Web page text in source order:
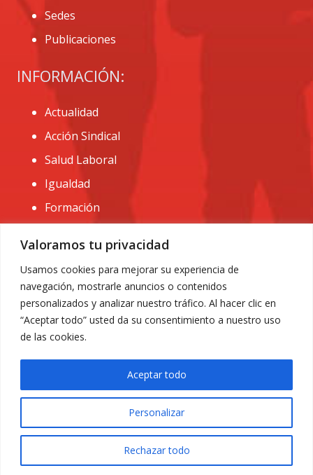
Valoramos tu privacidad
Usamos cookies para mejorar su experiencia de
navegación, mostrarle anuncios o contenidos
personalizados y analizar nuestro tráfico. Al hacer clic en
“Aceptar todo” usted da su consentimiento a nuestro uso
de las cookies.
Personalizar
Rechazar todo
Aceptar todo
Sedes
Publicaciones
INFORMACIÓN:
Actualidad
Acción Sindical
Salud Laboral
Igualdad
Formación
CONTACTO:
administracion@usomurcia.org
968 25 01 20
C/ Huerto de las bombas nº6. 30009 Murcia
Privacidad|
© 2018 Todos los derechos reservados. Diseño web
ACRILONIA